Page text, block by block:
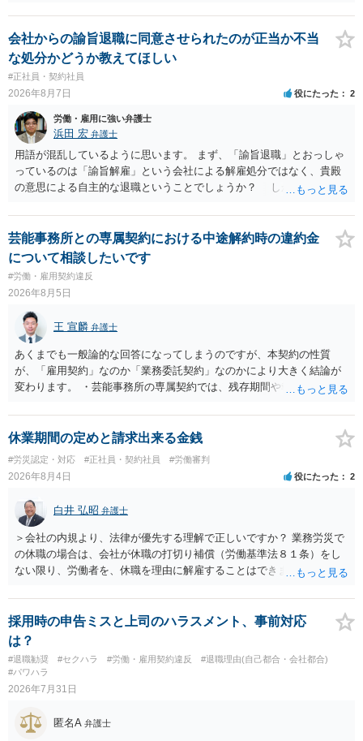
しいかもしれませんが）賃金などの労働債権は他の債務より優先して
支払われます。ただし支払までにかなり時間がかかるでしょう。 さら
に、「独立行政法人労働者健康安全機構 」という公的機関が未払賃金
の立替事業を行っています。詳しくは、同機構の＜未払賃金立替払相
談コーナー＞ TEL 044-431-8663 相談時間：土日祝日を除く9:15～1
7:00 に相談してみてください。同じように未払となった他の従業員の
方がいれば一緒に相談してみるといいでしょう。
会社からの諭旨退職に同意させられたのが正当か不当
な処分かどうか教えてほしい
#正社員・契約社員
2026年8月7日 役にたった 2
労働・雇用に強い弁護士
浜田 宏 弁護士
用語が混乱しているように思います。 まず、「諭旨退職」とおっしゃ
っているのは「諭旨解雇」という会社による解雇処分ではなく、貴殿
の意思による自主的な退職ということでしょうか？ しかし、記載さ
す。 その場合、解雇には客観的で合理的な理由が必要であり、かつ
解雇という処分が社会通念上相当と認められない限り、解雇は無効で
す。 結局、貴殿のネット炎上の内容や原因、勤務先に与えた影響な
どを具体的に検討しなければ、何とも申し上げることができません。
また、育児休業法関係の問題もあるかもしれません。 ある程度労働
法に関する専門的な知識が必要な事案ですので、一度、お近くの弁護
士にご相談下さい。
芸能事務所との専属契約における中途解約時の違約金
について相談したいです
#労働・雇用契約違反
2026年8月5日
王 宣麟 弁護士
あくまでも一般論的な回答になってしまうのですが、本契約の性質
が、「雇用契約」なのか「業務委託契約」なのかにより大きく結論が
変わります。 ・芸能事務所の専属契約では、残存期間や報酬額、投下
務上よくあるからといって当然に適法という意味ではなく、実際の損
害との対応関係や合理性が重要です。 ・違約金に上限がなくても、常
に有効になるわけではありません。契約が労働契約に近い実態なら労
基法16条で無効となる余地があり、そうでなくても、金額が事務所の
損害と比べて過大なら無効や減額が争点になります。 ・契約前の修正
交渉は一般的です。 交渉の方向としては、上限額を設ける、実損害ベ
ースにする、算定根拠を明確化する、違約金ではなく「合理的な実
費・未回収費用のみ」に限定する、などが典型です。 ・弁護士に契約
前に契約書の内容をレビューしてもらう価値は十分にあると思われま
す。 争点は、契約類型が雇用か業務委託か、実態として労働者性があ
るか、解除事由が双方にどう定められているか、違約金の算定根拠が
合理的か、という複数論点に分かれます。契約前なら、交渉のパワー
バランスの問題もありますが、修正余地があるうえ、後から争うより
コストを抑えやすいので、資料等を持参の上弁護士に確認されること
をお勧めします。 ・事務所側の解除でも、解除理由によってはタレン
ト側に損害賠償が発生する建付けになっていることはあります。ただ
し、事務所側が一方的に解除したのにタレントへ違約金を課す設計
は、合理性や対価性を欠くとして争いやすいです。逆に、タレント側
の重大な契約違反がある場合は、実損害の範囲で請求される可能性は
あります。
休業期間の定めと請求出来る金銭
#労災認定・対応 #正社員・契約社員 #労働審判
2026年8月4日 役にたった 2
白井 弘昭 弁護士
＞会社の内規より、法律が優先する理解で正しいですか？ 業務労災で
の休職の場合は、会社が休職の打切り補償（労働基準法８１条）をし
ない限り、労働者を、休職を理由に解雇することはできません（労働
期間満了による退職は、業務労災への適用はありませんので、ご安心
ください。 仮に会社が打切り補償をせずに解雇した場合は、不当解雇
に当たります。 ＞労災の休業補償と、所得補償保険の保険金とは別
に、受け取れる金銭はありますでしょうか？ 業務労災の場合は、会社
の安全配慮義務違反が認められると解されますので、会社の損害賠償
責任（治療費、通院慰謝料、入院費、入院慰謝料、後遺障害慰謝料、
災での第三者行為傷害（同僚の不注意等による事故）の場合は、当該
第三者の賠償責任も考えられます。 労災で支払われた分は、損害額か
採用時の申告ミスと上司のハラスメント、事前対応
は？
#退職勧奨 #セクハラ #労働・雇用契約違反
#退職理由(自己都合・会社都合)
#パワハラ
2026年7月31日
匿名A 弁護士